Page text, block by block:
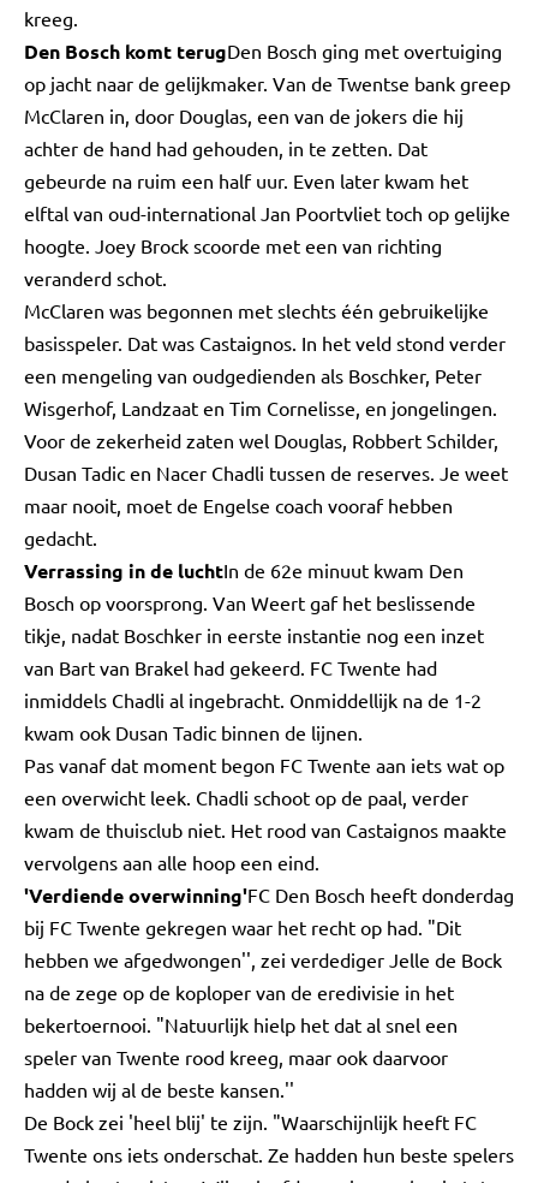
kreeg.
Den Bosch komt terugDen Bosch ging met overtuiging
op jacht naar de gelijkmaker. Van de Twentse bank greep
McClaren in, door Douglas, een van de jokers die hij
achter de hand had gehouden, in te zetten. Dat
gebeurde na ruim een half uur. Even later kwam het
elftal van oud-international Jan Poortvliet toch op gelijke
hoogte. Joey Brock scoorde met een van richting
veranderd schot.
McClaren was begonnen met slechts één gebruikelijke
basisspeler. Dat was Castaignos. In het veld stond verder
een mengeling van oudgedienden als Boschker, Peter
Wisgerhof, Landzaat en Tim Cornelisse, en jongelingen.
Voor de zekerheid zaten wel Douglas, Robbert Schilder,
Dusan Tadic en Nacer Chadli tussen de reserves. Je weet
maar nooit, moet de Engelse coach vooraf hebben
gedacht.
Verrassing in de luchtIn de 62e minuut kwam Den
Bosch op voorsprong. Van Weert gaf het beslissende
tikje, nadat Boschker in eerste instantie nog een inzet
van Bart van Brakel had gekeerd. FC Twente had
inmiddels Chadli al ingebracht. Onmiddellijk na de 1-2
kwam ook Dusan Tadic binnen de lijnen.
Pas vanaf dat moment begon FC Twente aan iets wat op
een overwicht leek. Chadli schoot op de paal, verder
kwam de thuisclub niet. Het rood van Castaignos maakte
vervolgens aan alle hoop een eind.
'Verdiende overwinning'FC Den Bosch heeft donderdag
bij FC Twente gekregen waar het recht op had. "Dit
hebben we afgedwongen'', zei verdediger Jelle de Bock
na de zege op de koploper van de eredivisie in het
bekertoernooi. "Natuurlijk hielp het dat al snel een
speler van Twente rood kreeg, maar ook daarvoor
hadden wij al de beste kansen.''
De Bock zei 'heel blij' te zijn. "Waarschijnlijk heeft FC
Twente ons iets onderschat. Ze hadden hun beste spelers